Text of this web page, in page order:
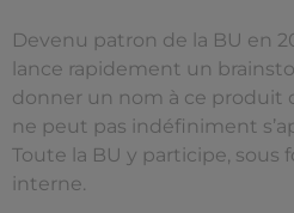
Devenu patron de la BU en
lance rapidement un
donner un nom à ce produit
ne peut pas indéfiniment
Toute la BU y participe, sous
interne.